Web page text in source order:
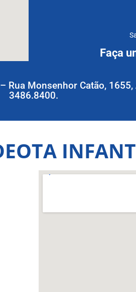
Faça
Rua Monsenhor Catão,
3486.8400.